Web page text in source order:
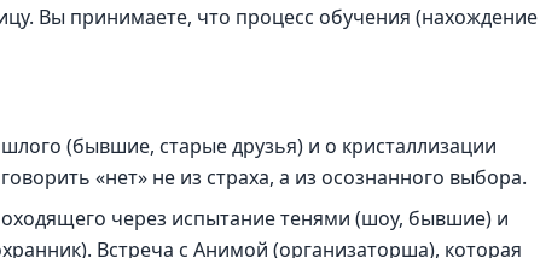
Вы принимаете, что процесс обучения (нахождение
(бывшие, старые друзья) и о кристаллизации
«нет» не из страха, а из осознанного выбора.
через испытание тенями (шоу, бывшие) и
Встреча с Анимой (организаторша), которая